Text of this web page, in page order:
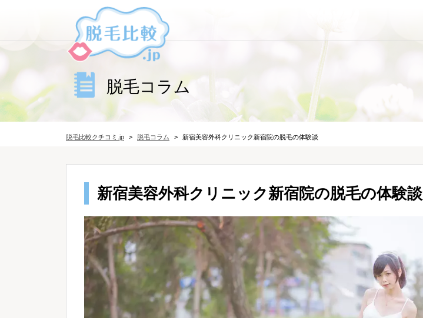
脱毛コラム
脱毛比較クチコミ.jp 脱毛コラム 新宿美容外科クリニック新宿院の脱毛の体験談
新宿美容外科クリニック新宿院の脱毛の体験談